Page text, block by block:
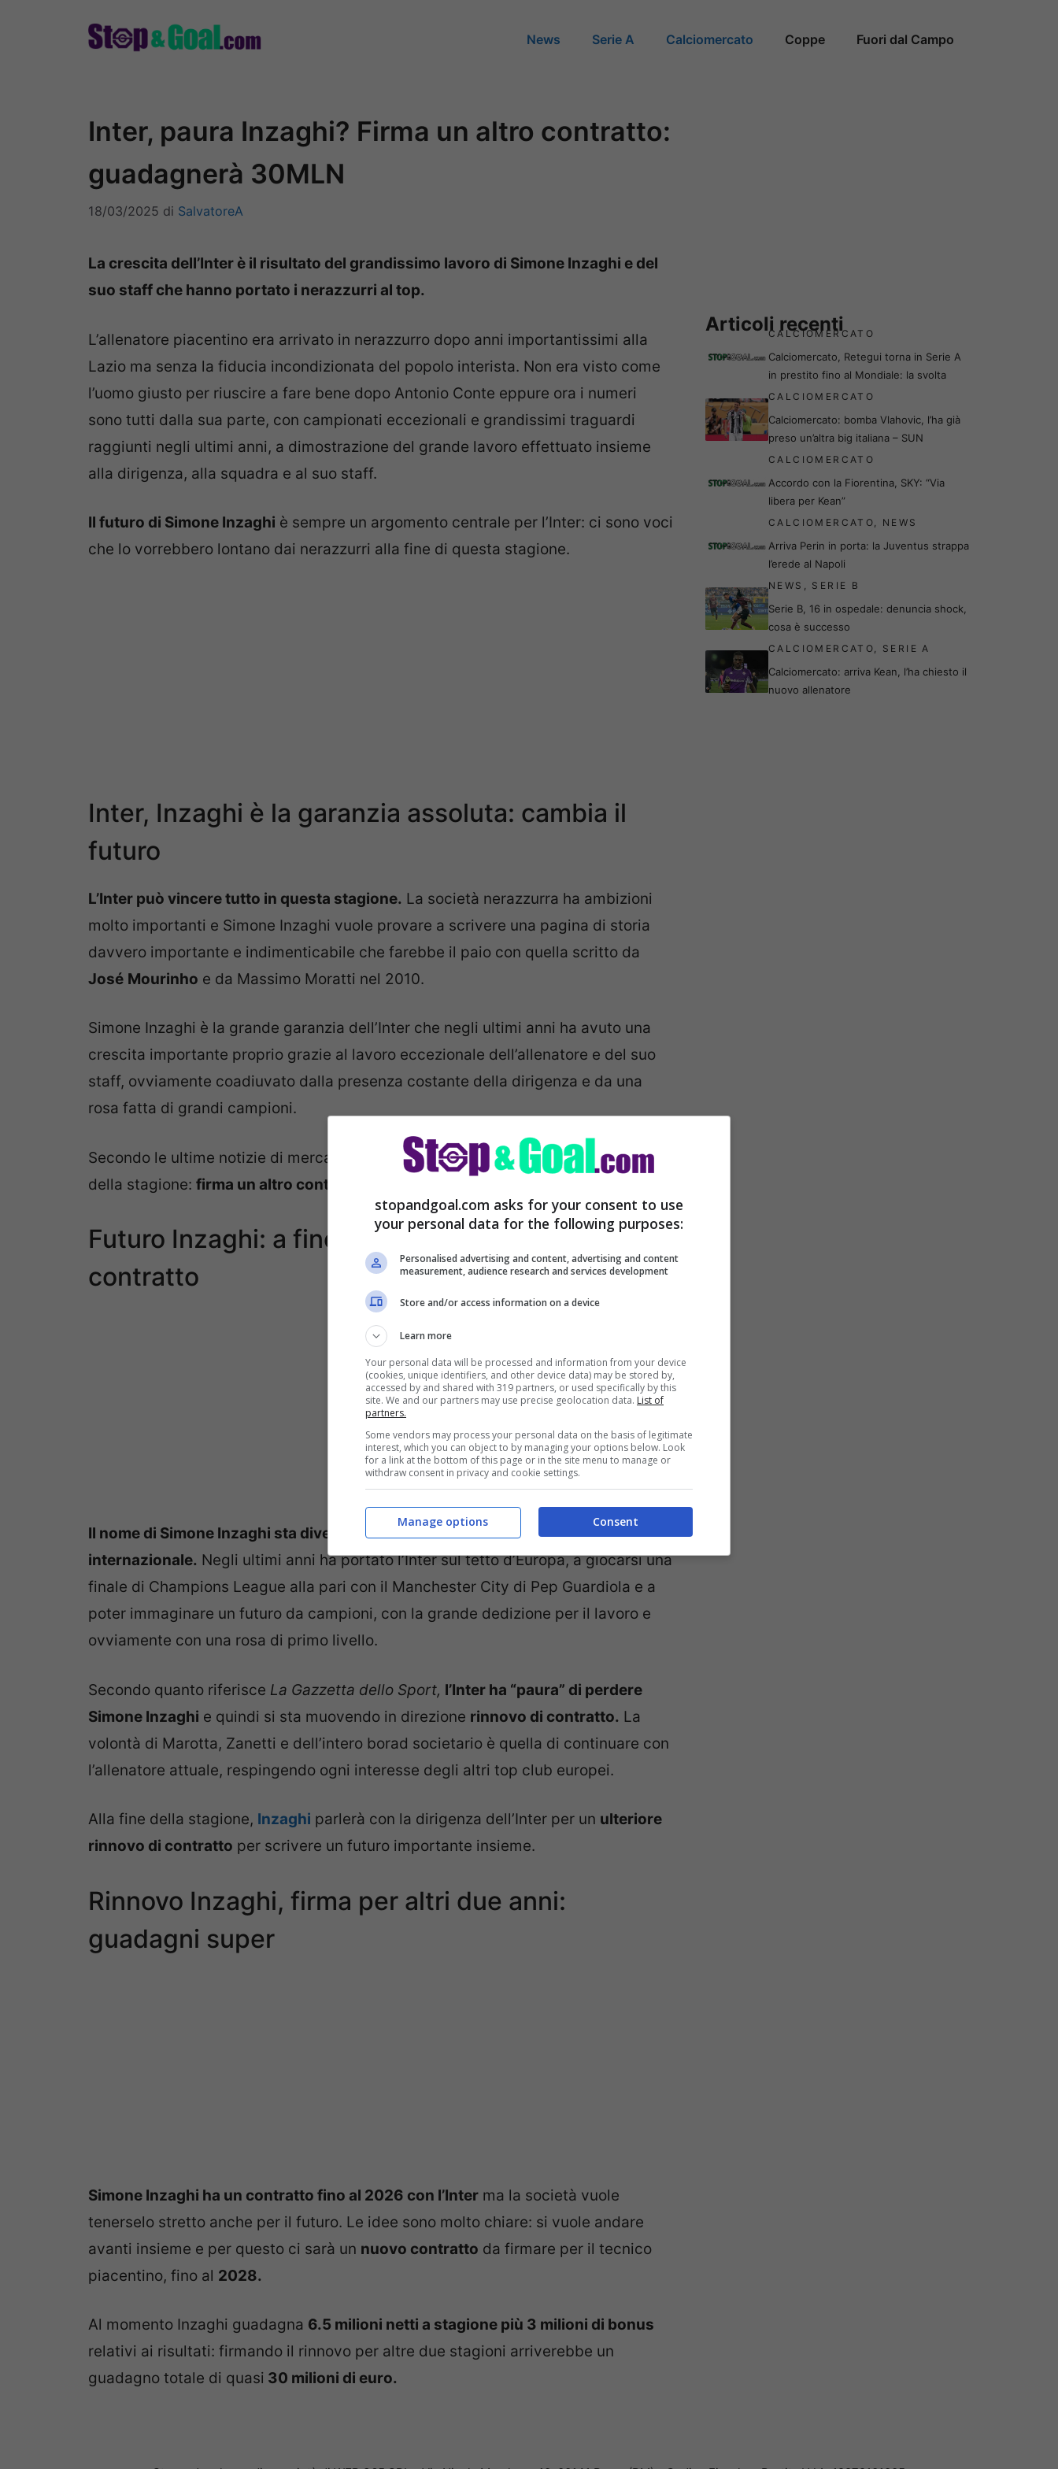
News Serie A Calciomercato Coppe Fuori dal Campo
Inter, paura Inzaghi? Firma un altro contratto:
guadagnerà 30MLN
18/03/2025 di SalvatoreA
La crescita dell’Inter è il risultato del grandissimo lavoro di Simone Inzaghi e del
suo staff che hanno portato i nerazzurri al top.
L’allenatore piacentino era arrivato in nerazzurro dopo anni importantissimi alla
Lazio ma senza la fiducia incondizionata del popolo interista. Non era visto come
l’uomo giusto per riuscire a fare bene dopo Antonio Conte eppure ora i numeri
sono tutti dalla sua parte, con campionati eccezionali e grandissimi traguardi
raggiunti negli ultimi anni, a dimostrazione del grande lavoro effettuato insieme
alla dirigenza, alla squadra e al suo staff.
Il futuro di Simone Inzaghi è sempre un argomento centrale per l’Inter: ci sono voci
che lo vorrebbero lontano dai nerazzurri alla fine di questa stagione.
Inter, Inzaghi è la garanzia assoluta: cambia il
futuro
L’Inter può vincere tutto in questa stagione. La società nerazzurra ha ambizioni
molto importanti e Simone Inzaghi vuole provare a scrivere una pagina di storia
davvero importante e indimenticabile che farebbe il paio con quella scritto da
José Mourinho e da Massimo Moratti nel 2010.
Simone Inzaghi è la grande garanzia dell’Inter che negli ultimi anni ha avuto una
crescita importante proprio grazie al lavoro eccezionale dell’allenatore e del suo
staff, ovviamente coadiuvato dalla presenza costante della dirigenza e da una
rosa fatta di grandi campioni.
Secondo le ultime notizie di mercato, il futuro di Simone Inzaghi cambierà alla fine
della stagione: firma un altro contratto.
Futuro Inzaghi: a fine stagione firma un altro
contratto
Il nome di Simone Inzaghi sta diventando sempre più importante anche a livello
internazionale. Negli ultimi anni ha portato l’Inter sul tetto d’Europa, a giocarsi una
finale di Champions League alla pari con il Manchester City di Pep Guardiola e a
poter immaginare un futuro da campioni, con la grande dedizione per il lavoro e
ovviamente con una rosa di primo livello.
Secondo quanto riferisce La Gazzetta dello Sport, l’Inter ha “paura” di perdere
Simone Inzaghi e quindi si sta muovendo in direzione rinnovo di contratto. La
volontà di Marotta, Zanetti e dell’intero borad societario è quella di continuare con
l’allenatore attuale, respingendo ogni interesse degli altri top club europei.
Alla fine della stagione, Inzaghi parlerà con la dirigenza dell’Inter per un ulteriore
rinnovo di contratto per scrivere un futuro importante insieme.
Rinnovo Inzaghi, firma per altri due anni:
guadagni super
Simone Inzaghi ha un contratto fino al 2026 con l’Inter ma la società vuole
tenerselo stretto anche per il futuro. Le idee sono molto chiare: si vuole andare
avanti insieme e per questo ci sarà un nuovo contratto da firmare per il tecnico
piacentino, fino al 2028.
Al momento Inzaghi guadagna 6.5 milioni netti a stagione più 3 milioni di bonus
relativi ai risultati: firmando il rinnovo per altre due stagioni arriverebbe un
guadagno totale di quasi 30 milioni di euro.
Articoli recenti
CALCIOMERCATO
Calciomercato, Retegui torna in Serie A
in prestito fino al Mondiale: la svolta
CALCIOMERCATO
Calciomercato: bomba Vlahovic, l’ha già
preso un’altra big italiana – SUN
CALCIOMERCATO
Accordo con la Fiorentina, SKY: “Via
libera per Kean”
CALCIOMERCATO, NEWS
Arriva Perin in porta: la Juventus strappa
l’erede al Napoli
NEWS , SERIE B
Serie B, 16 in ospedale: denuncia shock,
cosa è successo
CALCIOMERCATO, SERIE A
Calciomercato: arriva Kean, l’ha chiesto il
nuovo allenatore
stopandgoal.com asks for your consent to use
your personal data for the following purposes:
Personalised advertising and content, advertising and content
measurement, audience research and services development
Store and/or access information on a device
Learn more
Your personal data will be processed and information from your device
(cookies, unique identifiers, and other device data) may be stored by,
accessed by and shared with 319 partners, or used specifically by this
site. We and our partners may use precise geolocation data. List of
partners.
Some vendors may process your personal data on the basis of legitimate
interest, which you can object to by managing your options below. Look
for a link at the bottom of this page or in the site menu to manage or
withdraw consent in privacy and cookie settings.
Consent
Manage options